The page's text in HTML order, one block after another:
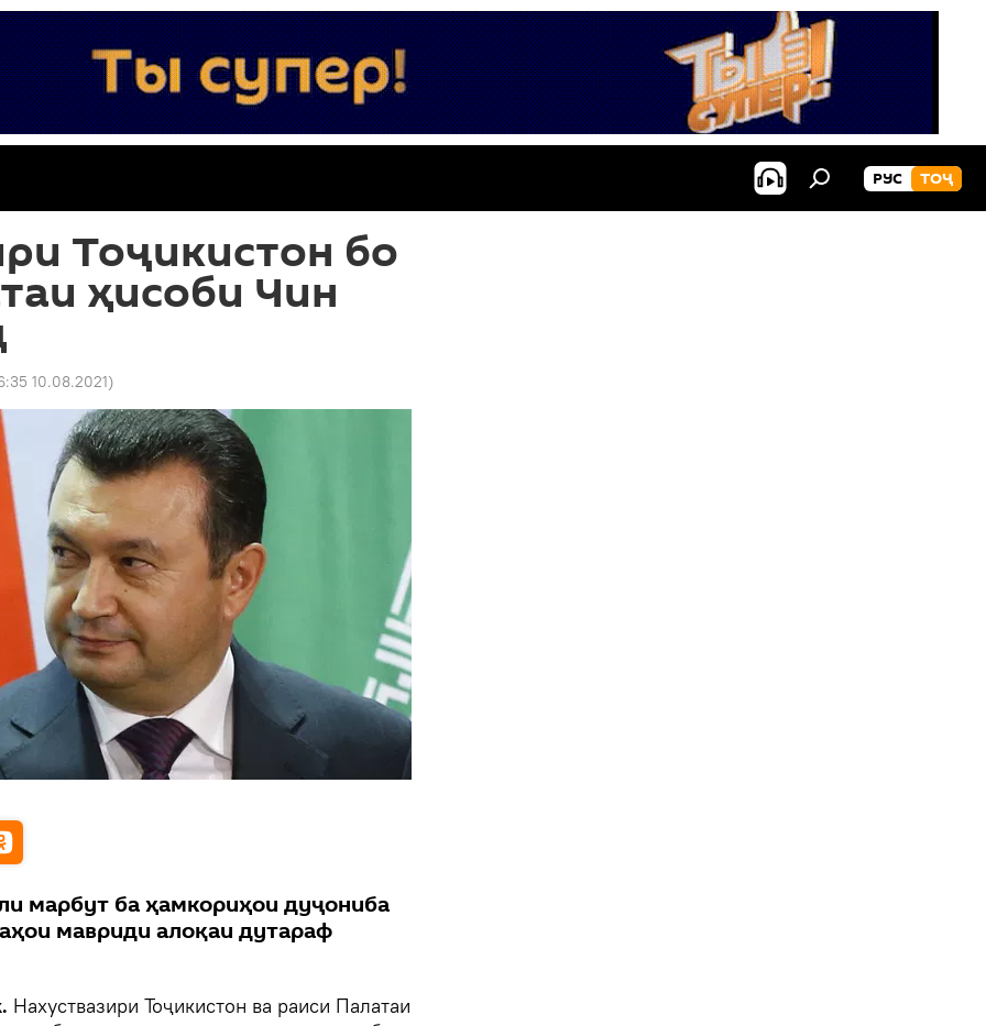
РУС ТОҶ
Тоҷикистон бо
ҳисоби Чин
10.08.2021)
марбут ба ҳамкориҳои дуҷониба
мавриди алоқаи дутараф
Нахуствазири Тоҷикистон ва раиси Палатаи